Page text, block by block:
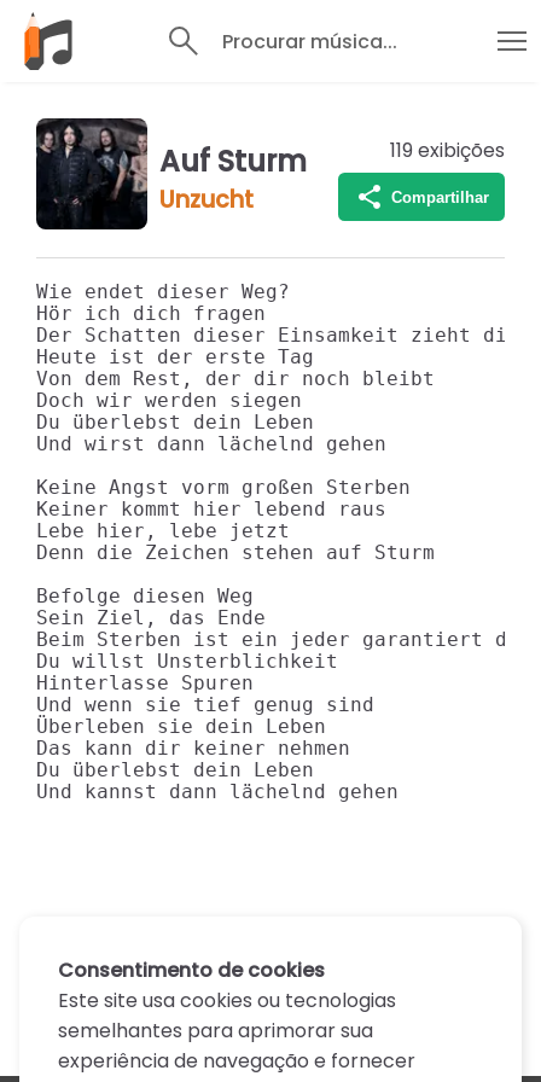
Procurar música...
Auf Sturm
Unzucht
119 exibições
Compartilhar
Wie endet dieser Weg?
Hör ich dich fragen
Der Schatten dieser Einsamkeit zieht dich
Heute ist der erste Tag
Von dem Rest, der dir noch bleibt
Doch wir werden siegen
Du überlebst dein Leben
Und wirst dann lächelnd gehen
Keine Angst vorm großen Sterben
Keiner kommt hier lebend raus
Lebe hier, lebe jetzt
Denn die Zeichen stehen auf Sturm
Befolge diesen Weg
Sein Ziel, das Ende
Beim Sterben ist ein jeder garantiert der
Du willst Unsterblichkeit
Hinterlasse Spuren
Und wenn sie tief genug sind
Überleben sie dein Leben
Das kann dir keiner nehmen
Du überlebst dein Leben
Und kannst dann lächelnd gehen
Consentimento de cookies
Este site usa cookies ou tecnologias
semelhantes para aprimorar sua
experiência de navegação e fornecer